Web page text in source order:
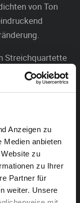
Anzeigen zu
Medien anbieten
zu
zu Ihrer
Partner für
weiter. Unsere
von Ton
Streichquartette
an Musik
soll
Empfindens mit
op. 114 ist
auf
ist sehr
Beethovens